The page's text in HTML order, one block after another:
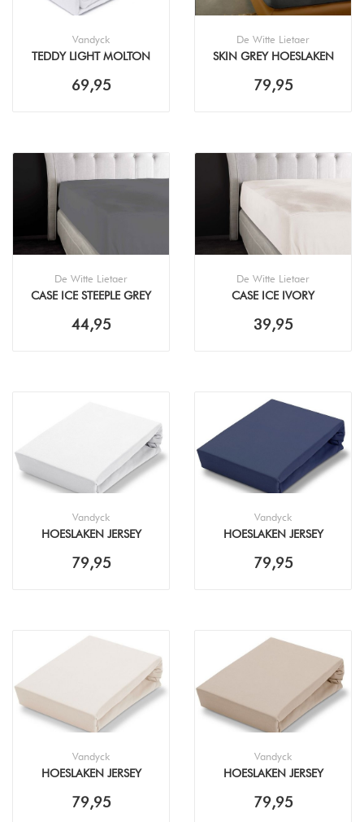
Vandyck
TEDDY LIGHT MOLTON
69,95
De Witte Lietaer
SKIN GREY HOESLAKEN
79,95
De Witte Lietaer
CASE ICE STEEPLE GREY
44,95
De Witte Lietaer
CASE ICE IVORY
39,95
Vandyck
HOESLAKEN JERSEY
120X200/220 WHITE
79,95
Vandyck
HOESLAKEN JERSEY
120X200/220 NAVY
79,95
Vandyck
HOESLAKEN JERSEY
120X200/220 NATURAL
79,95
Vandyck
HOESLAKEN JERSEY
120X200/220 LINEN
79,95